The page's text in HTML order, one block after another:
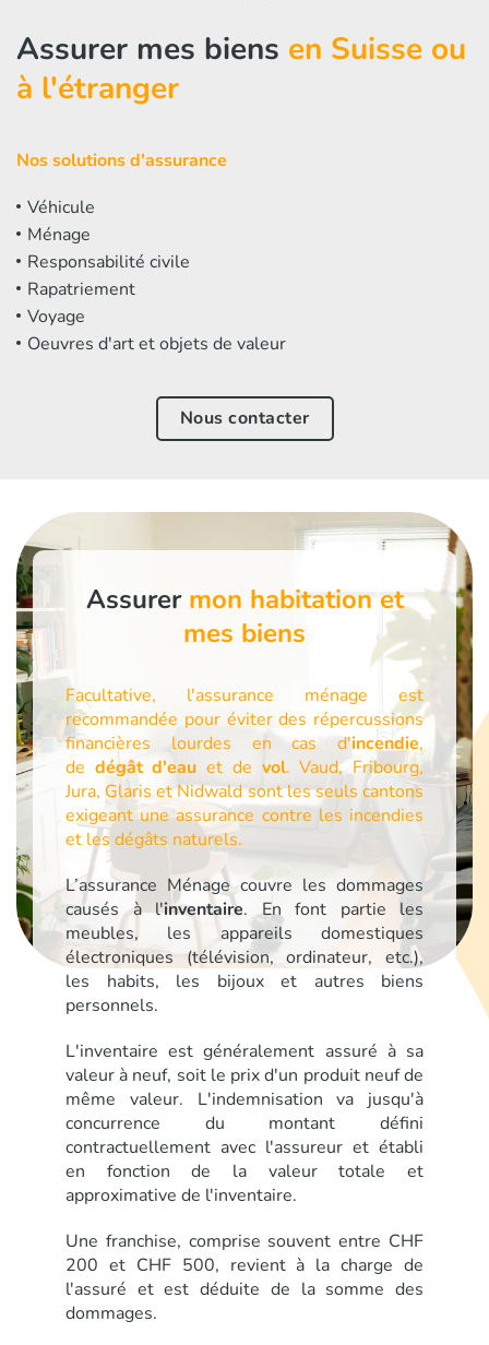
Assurer mes biens en Suisse ou
à l'étranger
Nos solutions d'assurance
Véhicule
Ménage
Responsabilité civile
Rapatriement
Voyage
Oeuvres d'art et objets de valeur
Nous contacter
Assurer mon habitation et
mes biens
Facultative, l'assurance ménage est
recommandée pour éviter des répercussions
financières lourdes en cas d'incendie,
de dégât d'eau et de vol. Vaud, Fribourg,
Jura, Glaris et Nidwald sont les seuls cantons
exigeant une assurance contre les incendies
et les dégâts naturels.
L’assurance Ménage couvre les dommages
causés à l'inventaire. En font partie les
meubles, les appareils domestiques
électroniques (télévision, ordinateur, etc.),
les habits, les bijoux et autres biens
personnels.
L'inventaire est généralement assuré à sa
valeur à neuf, soit le prix d'un produit neuf de
même valeur. L'indemnisation va jusqu'à
concurrence du montant défini
contractuellement avec l'assureur et établi
en fonction de la valeur totale et
approximative de l'inventaire.
Une franchise, comprise souvent entre CHF
200 et CHF 500, revient à la charge de
l'assuré et est déduite de la somme des
dommages.